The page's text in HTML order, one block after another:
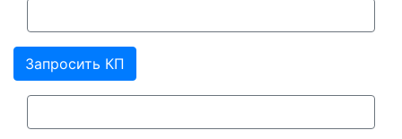
Запросить КП